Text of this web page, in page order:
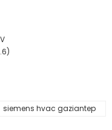
ve diğer
siemens hvac gaziantep